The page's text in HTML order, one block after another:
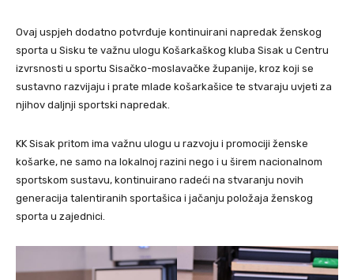
Ovaj uspjeh dodatno potvrđuje kontinuirani napredak ženskog
sporta u Sisku te važnu ulogu Košarkaškog kluba Sisak u Centru
izvrsnosti u sportu Sisačko-moslavačke županije, kroz koji se
sustavno razvijaju i prate mlade košarkašice te stvaraju uvjeti za
njihov daljnji sportski napredak.
KK Sisak pritom ima važnu ulogu u razvoju i promociji ženske
košarke, ne samo na lokalnoj razini nego i u širem nacionalnom
sportskom sustavu, kontinuirano radeći na stvaranju novih
generacija talentiranih sportašica i jačanju položaja ženskog
sporta u zajednici.